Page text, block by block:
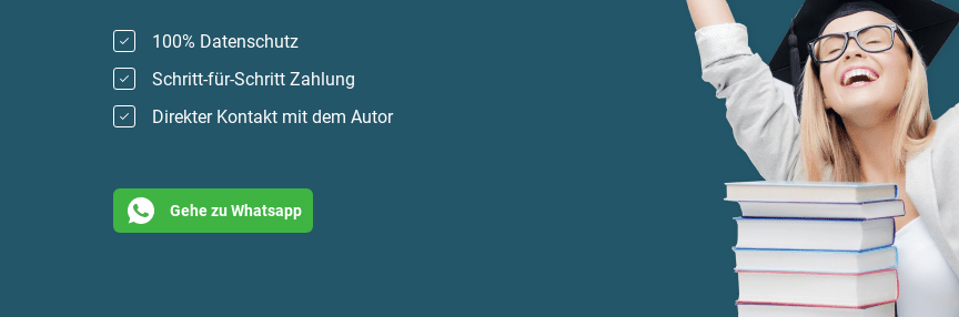
100% Datenschutz
Schritt-für-Schritt Zahlung
Direkter Kontakt mit dem Autor
Gehe zu Whatsapp